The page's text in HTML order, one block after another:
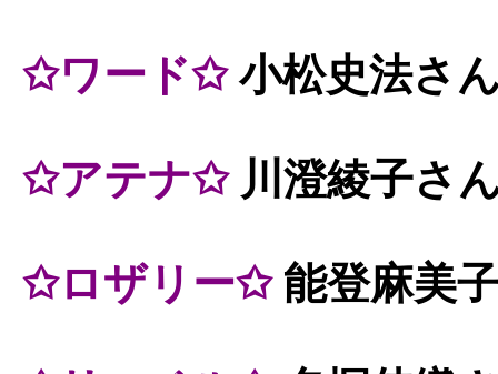
✩ワード✩小松史法さ
✩アテナ✩川澄綾子さ
✩ロザリー✩能登麻美